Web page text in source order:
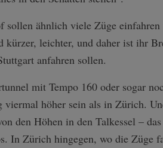
sollen ähnlich viele Züge
kürzer, leichter, und daher ist ihr
anfahren sollen.
mit Tempo 160 oder sogar
höher sein als in Zürich.
den Höhen in den Talkessel –
In Zürich hingegen, wo die Züge